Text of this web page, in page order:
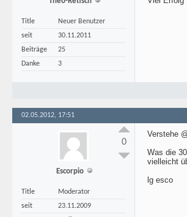
Title
Neuer Benutzer
seit
30.11.2011
Beiträge
25
Danke
3
02.05.2012, 17:51
Escorpio
Title
Moderator
seit
23.11.2009
0
Verstehe
Was die
vielleicht
lg esco